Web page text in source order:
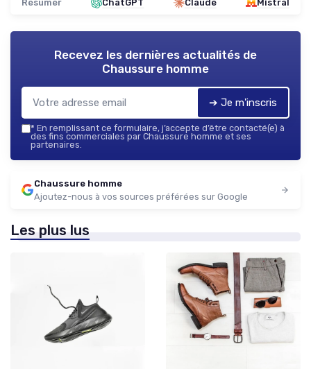
Résumer ChatGPT Claude Mistral
Recevez les dernières actualités de
Chaussure homme
➔ Je m'inscris
* En remplissant ce formulaire, j’accepte d’être contacté(e) à
des fins commerciales par Chaussure homme et ses
partenaires.
Chaussure homme
Ajoutez-nous à vos sources préférées sur Google
Les plus lus